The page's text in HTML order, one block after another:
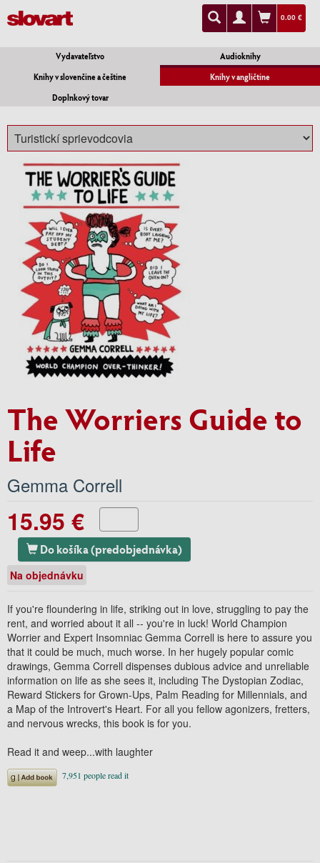
0.00 €
Vydavateľstvo
Audioknihy
Knihy v slovenčine a češtine
Knihy v angličtine
Doplnkový tovar
The Worriers Guide to
Life
Gemma Correll
15.95 €
Do košíka (predobjednávka)
Na objednávku
If you're floundering in life, striking out in love, struggling to pay the
rent, and worried about it all -- you're in luck! World Champion
Worrier and Expert Insomniac Gemma Correll is here to assure you
that it could be much, much worse. In her hugely popular comic
drawings, Gemma Correll dispenses dubious advice and unreliable
information on life as she sees it, including The Dystopian Zodiac,
Reward Stickers for Grown-Ups, Palm Reading for Millennials, and
a Map of the Introvert's Heart. For all you fellow agonizers, fretters,
and nervous wrecks, this book is for you.
Read it and weep...with laughter